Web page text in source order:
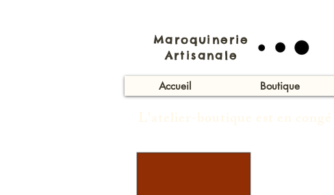
Accueil Boutique
Maroquinerie
Artisanale
L'atelier-boutique est en